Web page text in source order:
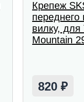
Крепеж
вилку, для
Mountain
820₽